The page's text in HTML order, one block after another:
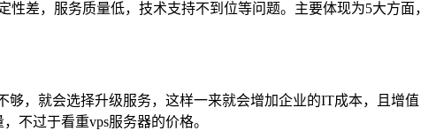
差，服务质量低，技术支持不到位等问题。主要体现为5大方面，
，就会选择升级服务，这样一来就会增加企业的IT成本，且增值
不过于看重vps服务器的价格。